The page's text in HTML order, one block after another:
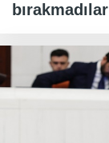
bırakmadılar